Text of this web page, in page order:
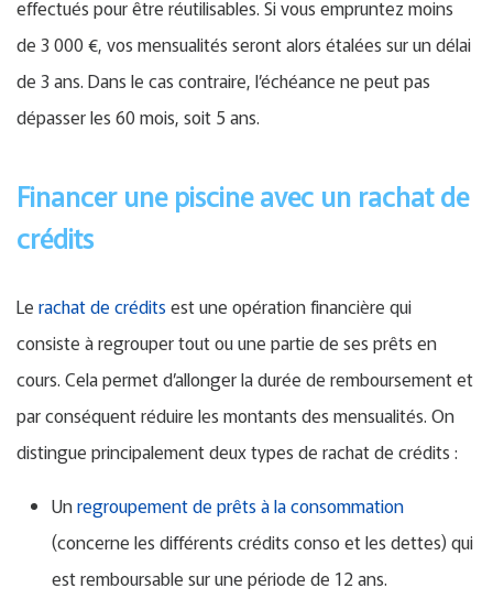
effectués pour être réutilisables. Si vous empruntez moins
de 3 000 €, vos mensualités seront alors étalées sur un délai
de 3 ans. Dans le cas contraire, l’échéance ne peut pas
dépasser les 60 mois, soit 5 ans.
Financer une piscine avec un rachat de
crédits
Le rachat de créditsest une opération financière qui
consiste à regrouper tout ou une partie de ses prêts en
cours. Cela permet d’allonger la durée de remboursement et
par conséquent réduire les montants des mensualités. On
distingue principalement deux types de rachat de crédits :
Unregroupement de prêts à la consommation
(concerne les différents crédits conso et les dettes) qui
est remboursable sur une période de 12 ans.